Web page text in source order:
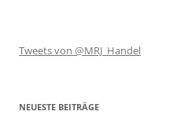
Tweets von @MRJ_Handel
NEUESTE BEITRÄGE